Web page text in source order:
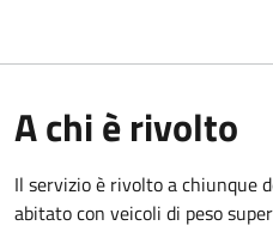
A chi è rivolto
Il servizio è rivolto a chiunque
abitato con veicoli di peso